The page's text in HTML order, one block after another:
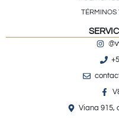
TÉRMINOS
Viana 915,